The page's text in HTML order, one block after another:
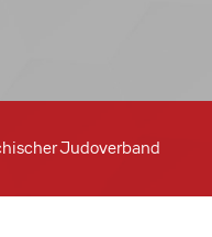
Judoverband